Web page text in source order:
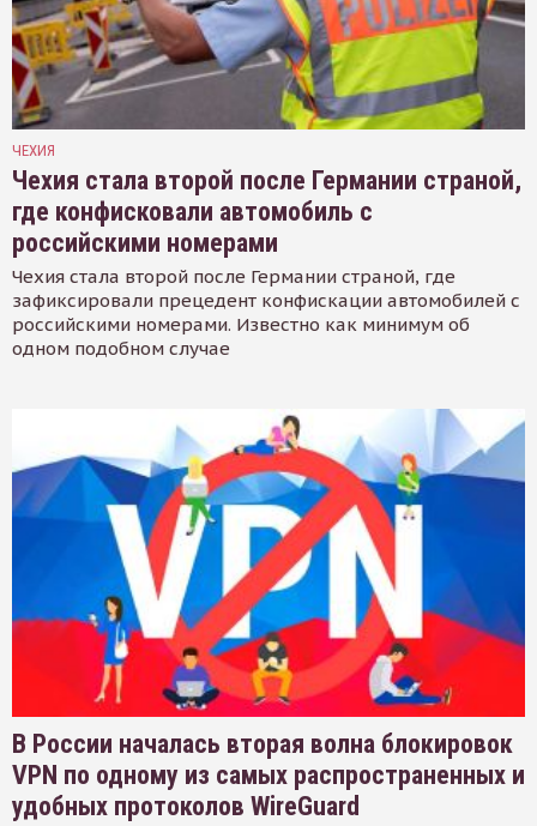
ЧЕХИЯ
Чехия стала второй после Германии страной,
где конфисковали автомобиль с
российскими номерами
Чехия стала второй после Германии страной, где
зафиксировали прецедент конфискации автомобилей с
российскими номерами. Известно как минимум об
одном подобном случае
В России началась вторая волна блокировок
VPN по одному из самых распространенных и
удобных протоколов WireGuard